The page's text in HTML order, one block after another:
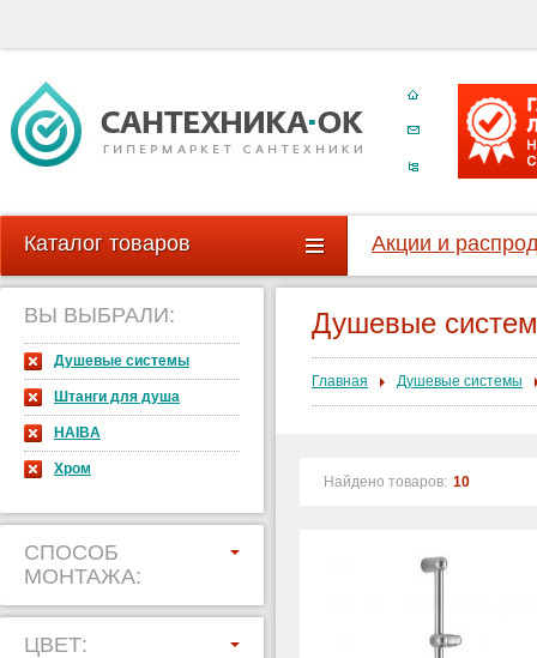
Каталог товаров Акции и
ВЫ ВЫБРАЛИ:
Душевые системы
Штанги для душа
HAIBA
Хром
СПОСОБ
МОНТАЖА:
ЦВЕТ:
Душевые
Главная Душевые системы
Найдено товаров: 10